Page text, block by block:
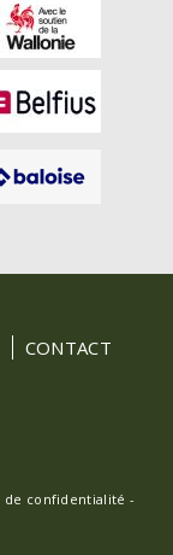
CONTACT
de confidentialité -